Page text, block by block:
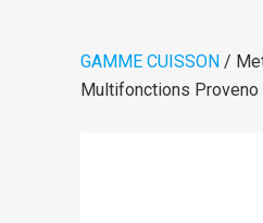
GAMME CUISSON /
Multifonctions Proveno